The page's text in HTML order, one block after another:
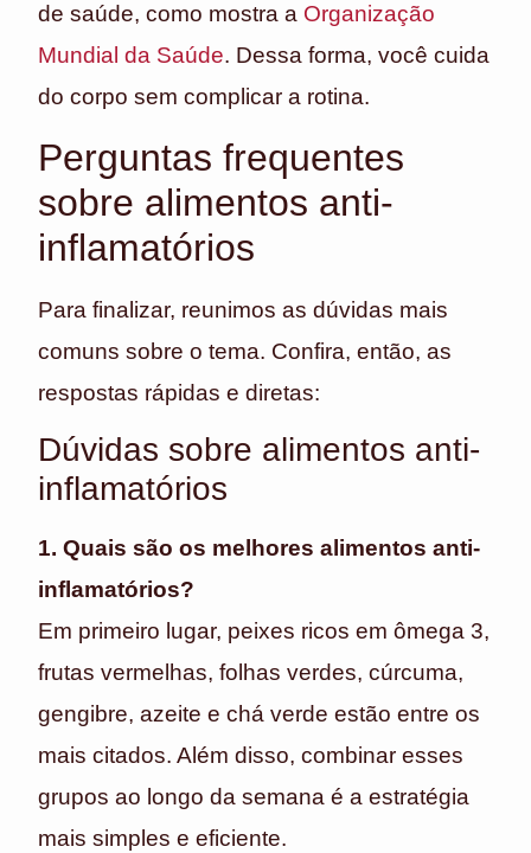
de saúde, como mostra a Organização
Mundial da Saúde. Dessa forma, você cuida
do corpo sem complicar a rotina.
Perguntas frequentes
sobre alimentos anti-
inflamatórios
Para finalizar, reunimos as dúvidas mais
comuns sobre o tema. Confira, então, as
respostas rápidas e diretas:
Dúvidas sobre alimentos anti-
inflamatórios
1. Quais são os melhores alimentos anti-
inflamatórios?
Em primeiro lugar, peixes ricos em ômega 3,
frutas vermelhas, folhas verdes, cúrcuma,
gengibre, azeite e chá verde estão entre os
mais citados. Além disso, combinar esses
grupos ao longo da semana é a estratégia
mais simples e eficiente.